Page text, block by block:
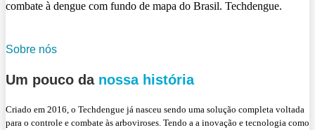
Sobre nós
Um pouco danossa história
Criado em 2016, o Techdengue já nasceu sendo uma solução completa voltada
para o controle e combate às arboviroses. Tendo a a inovação e tecnologia como